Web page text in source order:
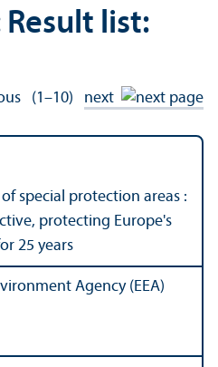
Result list:
(1–10) next
special protection areas :
protecting Europe's
25 years
Agency (EEA)